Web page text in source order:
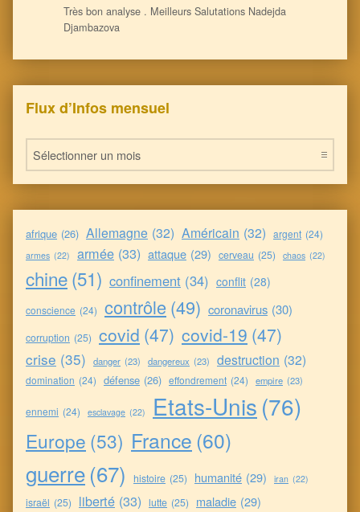
Très bon analyse . Meilleurs Salutations Nadejda
Djambazova
Flux d’Infos mensuel
Flux d’Infos mensuel
afrique (26) Allemagne (32) Américain (32) argent (24)
armes (22) armée (33) attaque (29) cerveau (25) chaos (22)
chine(51) confinement (34) conflit (28)
conscience (24) contrôle (49) coronavirus (30)
corruption (25) covid (47) covid-19 (47)
crise (35) danger (23) dangereux (23) destruction (32)
domination (24) défense (26) effondrement (24) empire (23)
ennemi (24) esclavage (22) Etats-Unis (76)
Europe (53) France (60)
guerre(67) histoire (25) humanité (29) iran (22)
israël (25) liberté (33) lutte (25) maladie (29)